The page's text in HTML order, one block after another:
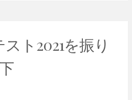
ト2021を振り